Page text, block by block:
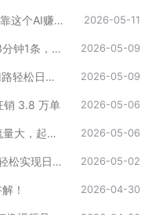
2026年AI一键生成，动漫转真人，这个月靠这个AI赚了2W+ 2026-05-11
最新AI一键生成影视解说视频，无需剪辑3分钟1条，条条爆款，多平台变现日入2000+ 2026-05-09
2026最新多多虚拟0.01玩法虚拟也有新门路轻松日入2500! 2026-05-09
销 3.8 万单 2026-05-06
公众号流量主之拍照技巧赛道，难度低+流量大，起号第一篇就爆了10w阅读！ 2026-05-06
26年最新风口项目，AI工具创作写小说，轻松实现日入1000+ 2026-05-02
！ 2026-04-30